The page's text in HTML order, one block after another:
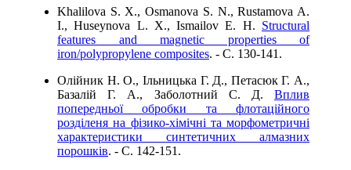
Khalilova S. X., Osmanova S. N., Rustamova A.
I., Huseynova L. X., Ismailov E. H. Structural
features and magnetic properties of
iron/polypropylene composites. - C. 130-141.
Олійник Н. О., Ільницька Г. Д., Петасюк Г. А.,
Базалій Г. А., Заболотний С. Д. Вплив
попередньої обробки та флотаційного
розділеня на фізико-хімічні та морфометричні
характеристики синтетичних алмазних
порошків. - C. 142-151.